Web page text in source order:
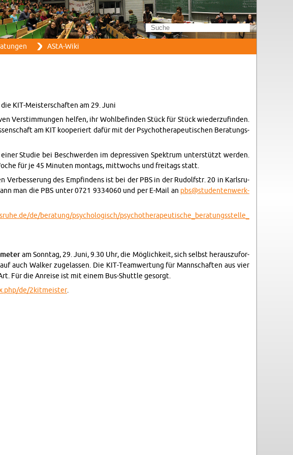
AStA-Wi­ki
KIT-Meis­ter­schaf­ten am 29. Juni
Ver­stim­mun­gen hel­fen, ihr Wohl­be­fin­den Stück für Stück wie­der­zu­fin­den.
am KIT ko­ope­riert dafür mit der Psy­cho­the­ra­peu­ti­schen Be­ra­tungs­
Stu­die bei Be­schwer­den im de­pres­si­ven Spek­trum un­ter­stützt wer­den.
für je 45 Mi­nu­ten mon­tags, mitt­wochs und frei­tags statt.
des Emp­fin­dens ist bei der PBS in der Ru­dolf­str. 20 in Karls­ru­
man die PBS unter 0721 9334060 und per E-Mail an pbs@​stu​dent​enwe​rk-​
​de/​beratung/​psy​chol​ogis​ch/​psy​chot​hera​peut​isch​e_​ber​atun​gsst​elle​_​
am Sonn­tag, 29. Juni, 9.30 Uhr, die Mög­lich­keit, sich selbst her­aus­zu­for­
auch Wal­ker zu­ge­las­sen. Die KIT-Team­wer­tung für Mann­schaf­ten aus vier
Für die An­rei­se ist mit einem Bus-Shut­tle ge­sorgt.
​de/​2kitmeister.